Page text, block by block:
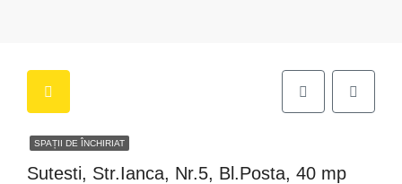
SPAȚII DE ÎNCHIRIAT
Sutesti, Str.Ianca, Nr.5, Bl.Posta, 40 mp